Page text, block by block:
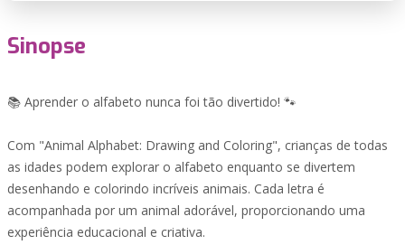
Sinopse
📚 Aprender o alfabeto nunca foi tão divertido! 🐾
Com "Animal Alphabet: Drawing and Coloring", crianças de todas
as idades podem explorar o alfabeto enquanto se divertem
desenhando e colorindo incríveis animais. Cada letra é
acompanhada por um animal adorável, proporcionando uma
experiência educacional e criativa.